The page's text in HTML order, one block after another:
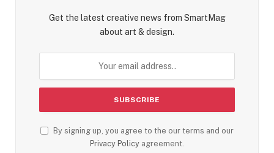
Get the latest creative news from SmartMag
about art & design.
By signing up, you agree to the our terms and our
Privacy Policy agreement.